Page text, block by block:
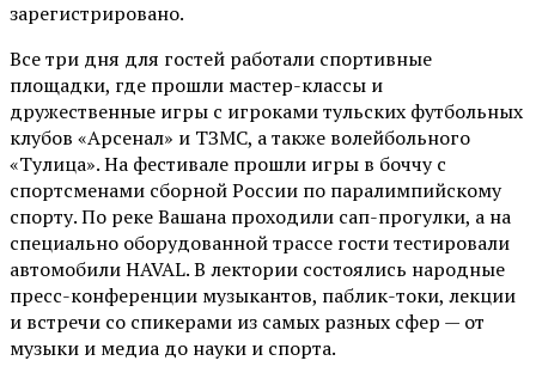
зарегистрировано.
Все три дня для гостей работали спортивные
площадки, где прошли мастер-классы и
дружественные игры с игроками тульских футбольных
клубов «Арсенал» и ТЗМС, а также волейбольного
«Тулица». На фестивале прошли игры в боччу с
спортсменами сборной России по паралимпийскому
спорту. По реке Вашана проходили сап-прогулки, а на
специально оборудованной трассе гости тестировали
автомобили HAVAL. В лектории состоялись народные
пресс-конференции музыкантов, паблик-токи, лекции
и встречи со спикерами из самых разных сфер — от
музыки и медиа до науки и спорта.